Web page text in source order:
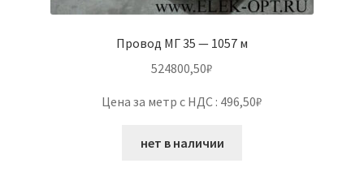
Провод МГ 35 — 1057 м
524800,50₽
Цена за метр с НДС : 496,50₽
нет в наличии